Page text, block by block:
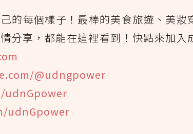
的每個樣子！最棒的美食旅遊、美妝
分享，都能在這裡看到！快點來加入
@udngpower
udnGpower
udnGpower